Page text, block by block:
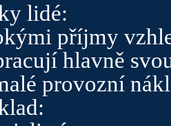
lidé:
příjmy
hlavně
provozní